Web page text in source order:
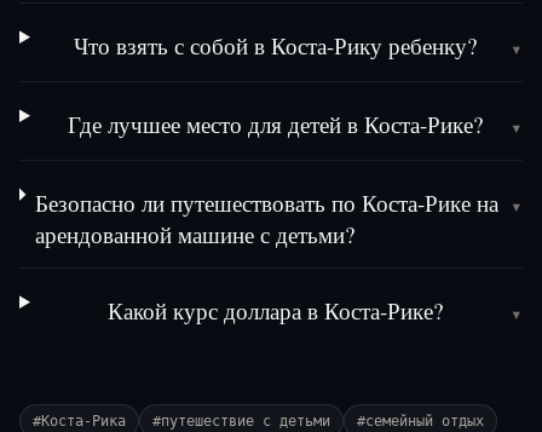
Что взять с собой в Коста-Рику ребенку? ▾
Где лучшее место для детей в Коста-Рике? ▾
Безопасно ли путешествовать по Коста-Рике на
арендованной машине с детьми?
▾
Какой курс доллара в Коста-Рике? ▾
#Коста-Рика #путешествие с детьми #семейный отдых